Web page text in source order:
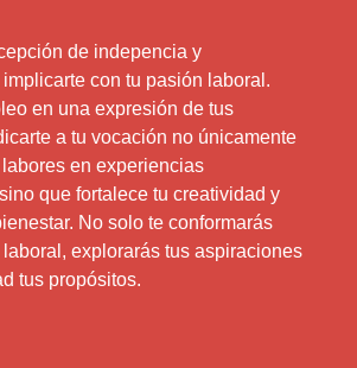
de indepencia y
con tu pasión laboral.
en una expresión de tus
a tu vocación no únicamente
en experiencias
que fortalece tu creatividad y
No solo te conformarás
explorarás tus aspiraciones
tus propósitos.